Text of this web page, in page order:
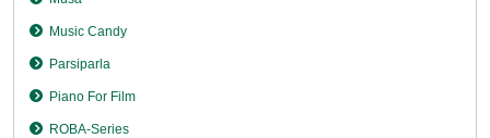
Music Candy
Parsiparla
Piano For Film
ROBA-Series